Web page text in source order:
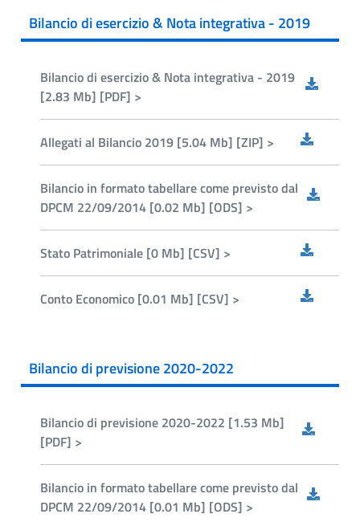
Bilancio di esercizio & Nota integrativa - 2019
Bilancio di esercizio & Nota integrativa - 2019
[2.83 Mb] [PDF] >
Allegati al Bilancio 2019 [5.04 Mb] [ZIP] >
Bilancio in formato tabellare come previsto dal
DPCM 22/09/2014 [0.02 Mb] [ODS] >
Stato Patrimoniale [0 Mb] [CSV] >
Conto Economico [0.01 Mb] [CSV] >
Bilancio di previsione 2020-2022
Bilancio di previsione 2020-2022 [1.53 Mb]
[PDF] >
Bilancio in formato tabellare come previsto dal
DPCM 22/09/2014 [0.01 Mb] [ODS] >